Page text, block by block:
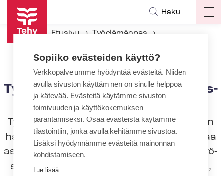
Hyppää
pääsisältöön
Haku
Etusivu
Työelämäopas
Työnantaja työ­paik­ka­kiusaa­mis­ti­lan­tees­sa
Työnantaja työ­paik­ka­kiusaa­mis­
ti­lan­tees­sa
Työnantajan on puututtava asiaan, jos hän
havaitsee kiusaamista työyhteisössä tai saa
asiasta tiedon muuta kautta (kiusatulta, työ­
suo­je­lu­val­tuu­te­tul­ta, työ­ter­veys­huol­los­ta,
Sopiiko evästeiden käyttö?
Verkkopalvelumme hyödyntää evästeitä. Niiden
avulla sivuston käyttäminen on sinulle helppoa
ja kätevää. Evästeitä käytämme sivuston
toimivuuden ja käyttökokemuksen
parantamiseksi. Osaa evästeistä käytämme
tilastointiin, jonka avulla kehitämme sivustoa.
Lisäksi hyödynnämme evästeitä mainonnan
kohdistamiseen.
Lue lisää